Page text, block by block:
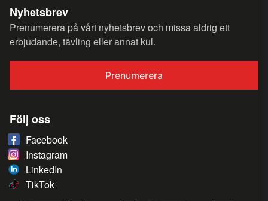
Nyhetsbrev
Prenumerera på vårt nyhetsbrev och missa aldrig ett
erbjudande, tävling eller annat kul.
Prenumerera
Följ oss
Facebook
Instagram
LinkedIn
TikTok